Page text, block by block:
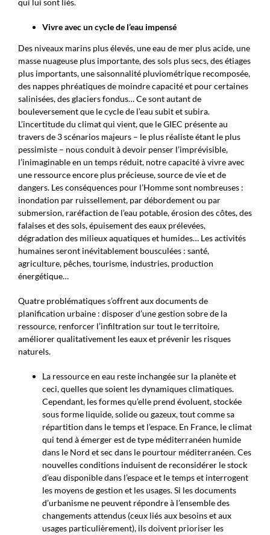
qui lui sont liés.
Vivre avec un cycle de l’eau impensé
Des niveaux marins plus élevés, une eau de mer plus acide, une
masse nuageuse plus importante, des sols plus secs, des étiages
plus importants, une saisonnalité pluviométrique recomposée,
des nappes phréatiques de moindre capacité et pour certaines
salinisées, des glaciers fondus… Ce sont autant de
bouleversement que le cycle de l’eau subit et subira.
L’incertitude du climat qui vient, que le GIEC présente au
travers de 3 scénarios majeurs – le plus réaliste étant le plus
pessimiste – nous conduit à devoir penser l’imprévisible,
l’inimaginable en un temps réduit, notre capacité à vivre avec
une ressource encore plus précieuse, source de vie et de
dangers. Les conséquences pour l’Homme sont nombreuses :
inondation par ruissellement, par débordement ou par
submersion, raréfaction de l’eau potable, érosion des côtes, des
falaises et des sols, épuisement des eaux prélevées,
dégradation des milieux aquatiques et humides… Les activités
humaines seront inévitablement bousculées : santé,
agriculture, pêches, tourisme, industries, production
énergétique…
Quatre problématiques s’offrent aux documents de
planification urbaine : disposer d’une gestion sobre de la
ressource, renforcer l’infiltration sur tout le territoire,
améliorer qualitativement les eaux et prévenir les risques
naturels.
La ressource en eau reste inchangée sur la planète et
ceci, quelles que soient les dynamiques climatiques.
Cependant, les formes qu’elle prend évoluent, stockée
sous forme liquide, solide ou gazeux, tout comme sa
répartition dans le temps et l’espace. En France, le climat
qui tend à émerger est de type méditerranéen humide
dans le Nord et sec dans le pourtour méditerranéen. Ces
nouvelles conditions induisent de reconsidérer le stock
d’eau disponible dans l’espace et le temps et interrogent
les moyens de gestion et les usages. Si les documents
d’urbanisme ne peuvent répondre à l’ensemble des
changements attendus (ceux liés aux besoins et aux
usages particulièrement), ils doivent prioriser les